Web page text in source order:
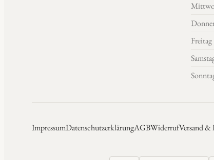
Freitag
ImpressumDatenschutzerklärungAGBWiderrufVersand &